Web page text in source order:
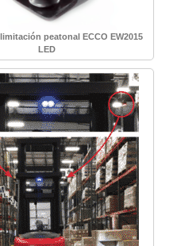
peatonal ECCO EW2015
LED